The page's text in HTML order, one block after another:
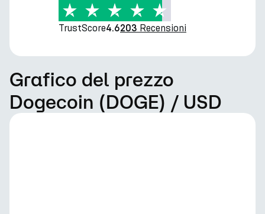
TrustScore4.6203 Recensioni
Grafico del prezzo
Dogecoin (DOGE) / USD